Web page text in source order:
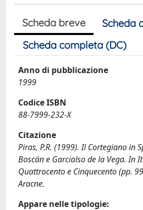
Scheda breve
Scheda
Scheda completa (DC)
Anno di pubblicazione
1999
Codice ISBN
88-7999-232-X
Citazione
Piras, P.R. (1999). Il Cortegiano in
Boscán e Garcialso de la Vega. In
Quattrocento e Cinquecento (pp.
Aracne.
Appare nelle tipologie: